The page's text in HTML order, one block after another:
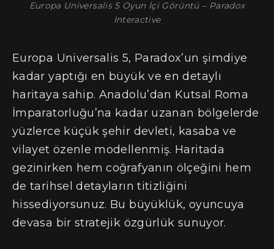
Europa Universalis 5 Oyun İçi Görüntü – Paradox
Interactive
Europa Universalis 5, Paradox’un şimdiye
kadar yaptığı en büyük ve en detaylı
haritaya sahip. Anadolu’dan Kutsal Roma
İmparatorluğu’na kadar uzanan bölgelerde
yüzlerce küçük şehir devleti, kasaba ve
vilayet özenle modellenmiş. Haritada
gezinirken hem coğrafyanın ölçeğini hem
de tarihsel detayların titizliğini
hissediyorsunuz. Bu büyüklük, oyuncuya
devasa bir stratejik özgürlük sunuyor.